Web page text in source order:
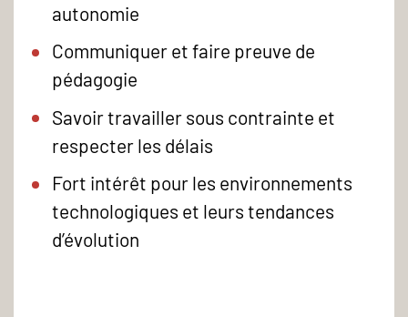
autonomie
Communiquer et faire preuve de
pédagogie
Savoir travailler sous contrainte et
respecter les délais
Fort intérêt pour les environnements
technologiques et leurs tendances
d’évolution